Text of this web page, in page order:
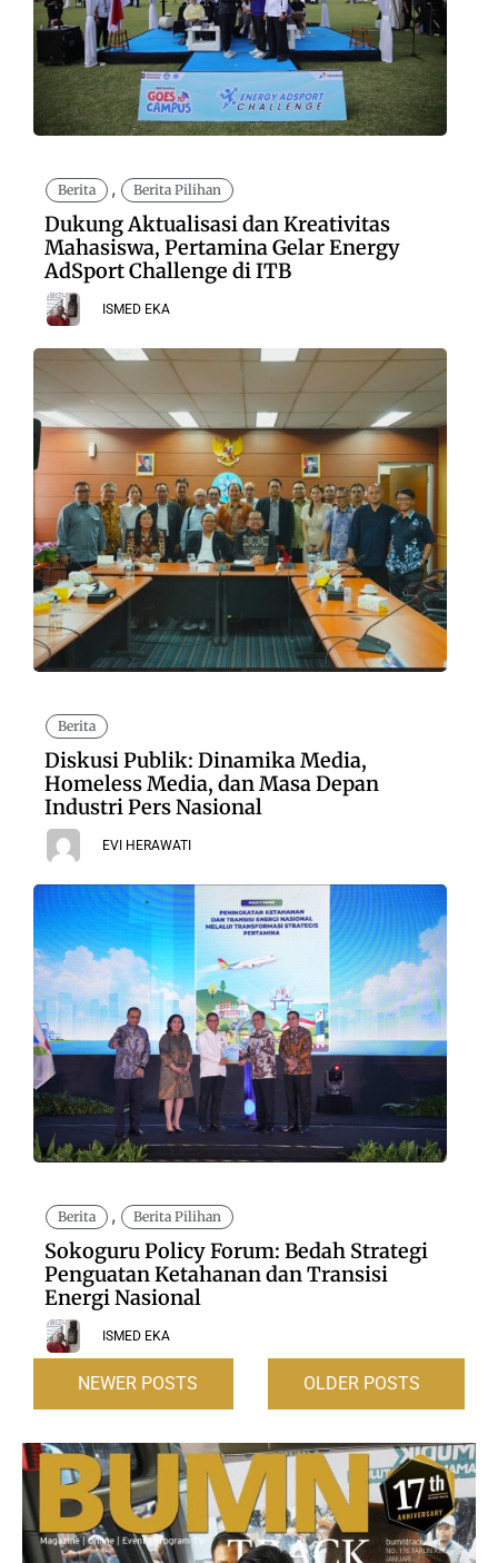
Berita , Berita Pilihan
Dukung Aktualisasi dan Kreativitas
Mahasiswa, Pertamina Gelar Energy
AdSport Challenge di ITB
ISMED EKA
Berita
Diskusi Publik: Dinamika Media,
Homeless Media, dan Masa Depan
Industri Pers Nasional
EVI HERAWATI
Berita , Berita Pilihan
Sokoguru Policy Forum: Bedah Strategi
Penguatan Ketahanan dan Transisi
Energi Nasional
ISMED EKA
OLDER POSTS
NEWER POSTS